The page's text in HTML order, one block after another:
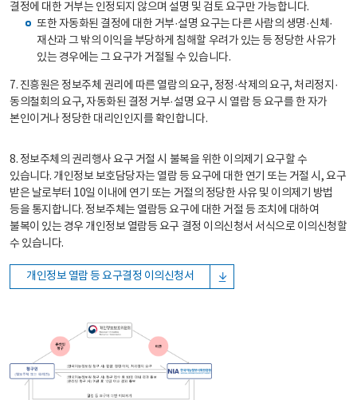
결정에 대한 거부는 인정되지 않으며 설명 및 검토 요구만 가능합니다.
또한 자동화된 결정에 대한 거부·설명 요구는 다른 사람의 생명·신체·
재산과 그 밖의 이익을 부당하게 침해할 우려가 있는 등 정당한 사유가
있는 경우에는 그 요구가 거절될 수 있습니다.
7. 진흥원은 정보주체 권리에 따른 열람의 요구, 정정·삭제의 요구, 처리정지·
동의철회의 요구, 자동화된 결정 거부·설명 요구 시 열람 등 요구를 한 자가
본인이거나 정당한 대리인인지를 확인합니다.
8. 정보주체의 권리행사 요구 거절 시 불복을 위한 이의제기 요구할 수
있습니다. 개인정보 보호담당자는 열람 등 요구에 대한 연기 또는 거절 시, 요구
받은 날로부터 10일 이내에 연기 또는 거절의 정당한 사유 및 이의제기 방법
등을 통지합니다. 정보주체는 열람등 요구에 대한 거절 등 조치에 대하여
불복이 있는 경우 개인정보 열람등 요구 결정 이의신청서 서식으로 이의신청할
수 있습니다.
개인정보 열람 등 요구결정 이의신청서